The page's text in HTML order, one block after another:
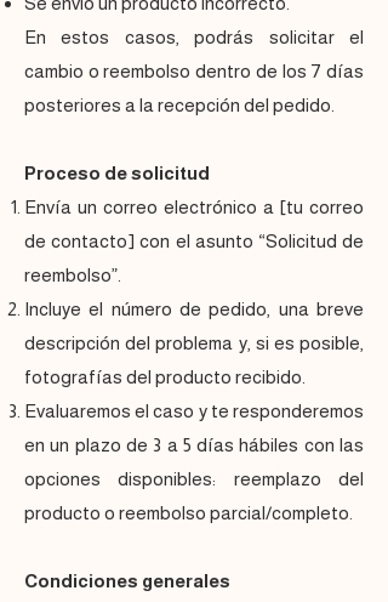
En estos casos, podrás solicitar el
cambio o reembolso dentro de los 7 días
posteriores a la recepción del pedido.
Proceso de solicitud
Envía un correo electrónico a [tu correo
de contacto] con el asunto “Solicitud de
reembolso”.
Incluye el número de pedido, una breve
descripción del problema y, si es posible,
fotografías del producto recibido.
Evaluaremos el caso y te responderemos
en un plazo de 3 a 5 días hábiles con las
opciones disponibles: reemplazo del
producto o reembolso parcial/completo.
Condiciones generales